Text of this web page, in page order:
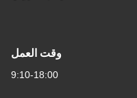
وقت العمل
9:10-18:00